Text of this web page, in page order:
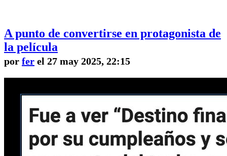
A punto de convertirse en protagonista de
la película
por fer el 27 may 2025, 22:15